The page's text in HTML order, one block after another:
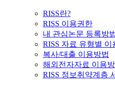
RISS란?
RISS 이용권한
내 관심논문 등록방
RISS 자료 유형별 이
복사/대출 이용방법
해외전자자료 이용
RISS 정보취약계층